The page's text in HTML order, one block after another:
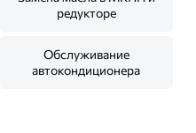
редукторе
Обслуживание
автокондиционера